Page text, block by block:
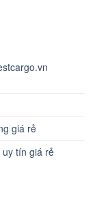
giá rẻ
uy tín giá rẻ